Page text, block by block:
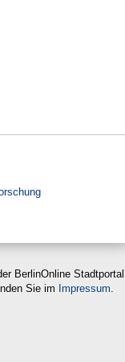
BerlinOnline Stadtportal
Sie im Impressum